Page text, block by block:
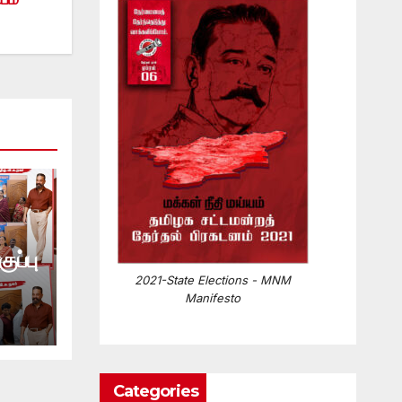
2021-State Elections - MNM
Manifesto
Categories